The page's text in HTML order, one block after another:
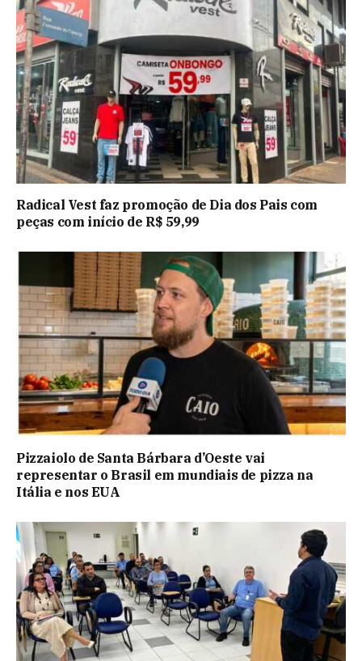
Radical Vest faz promoção de Dia dos Pais com
peças com início de R$ 59,99
Pizzaiolo de Santa Bárbara d’Oeste vai
representar o Brasil em mundiais de pizza na
Itália e nos EUA